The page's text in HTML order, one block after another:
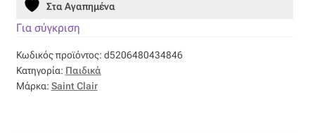
Καραβόπανο
Κρεπ
Λινό
Στα Αγαπημένα
Για σύγκριση
Κωδικός προϊόντος: d5206480434846
Κατηγορία: Παιδικά
Μάρκα: Saint Clair